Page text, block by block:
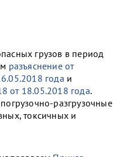
грузов в период
разъяснение от
года и
от 18.05.2018 года.
разгрузочные
токсичных и